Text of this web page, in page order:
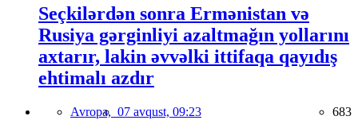
Seçkilərdən sonra Ermənistan və
Rusiya gərginliyi azaltmağın yollarını
axtarır, lakin əvvəlki ittifaqa qayıdış
ehtimalı azdır
Avropa, 07 avqust, 09:23 683